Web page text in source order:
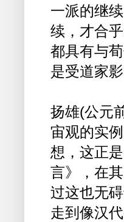
一派的继
续，才合
都具有与
是受道家
扬雄(公元
宙观的实
想，这正
言》，在
过这也无
走到像汉